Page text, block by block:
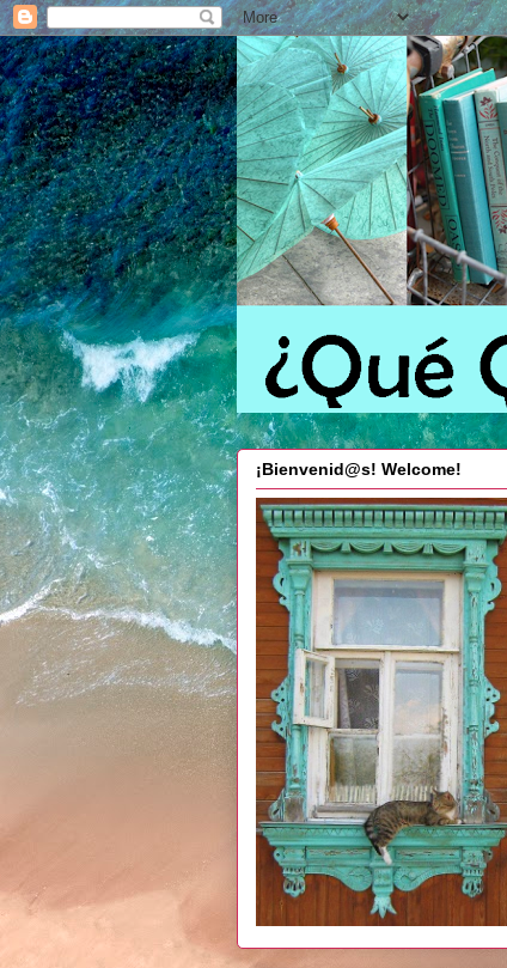
¡Bienvenid@s! Welcome!